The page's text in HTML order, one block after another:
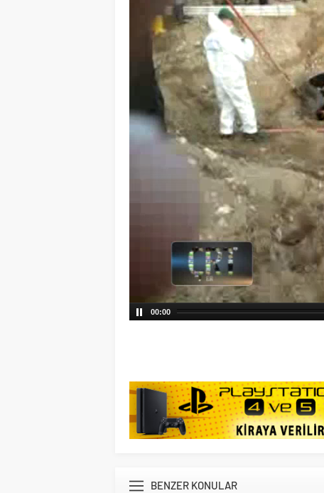
00:00
BENZER KONULAR